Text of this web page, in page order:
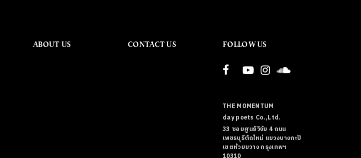
ABOUT US CONTACT US FOLLOW US
THE MOMENTUM
day poets Co.,Ltd.
33 ซอยศูนย์วิจัย 4 ถนน
เพชรบุรีตัดใหม่ แขวงบางกะปิ
เขตห้วยขวาง กรุงเทพฯ